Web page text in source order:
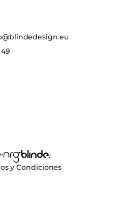
Heaters
NRG Bioethanol
Blinde Design
y Condiciones